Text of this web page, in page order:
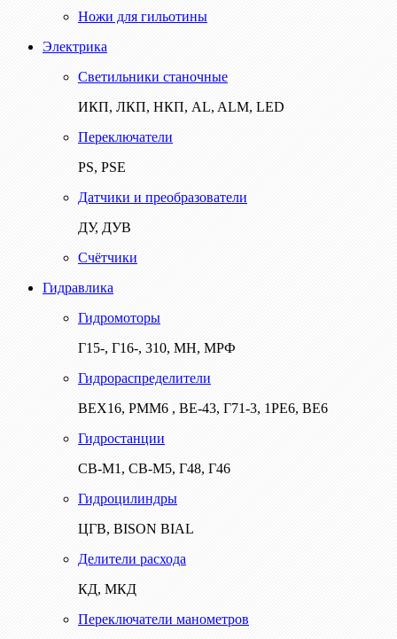
Ножи для гильотины
Электрика
Светильники станочные
ИКП, ЛКП, НКП, AL, ALM, LED
Переключатели
PS, PSE
Датчики и преобразователи
ДУ, ДУВ
Счётчики
Гидравлика
Гидромоторы
Г15-, Г16-, 310, МН, МРФ
Гидрораспределители
ВЕХ16, РММ6 , ВЕ-43, Г71-3, 1РЕ6, ВЕ6
Гидростанции
СВ-М1, СВ-М5, Г48, Г46
Гидроцилиндры
ЦГВ, BISON BIAL
Делители расхода
КД, МКД
Переключатели манометров